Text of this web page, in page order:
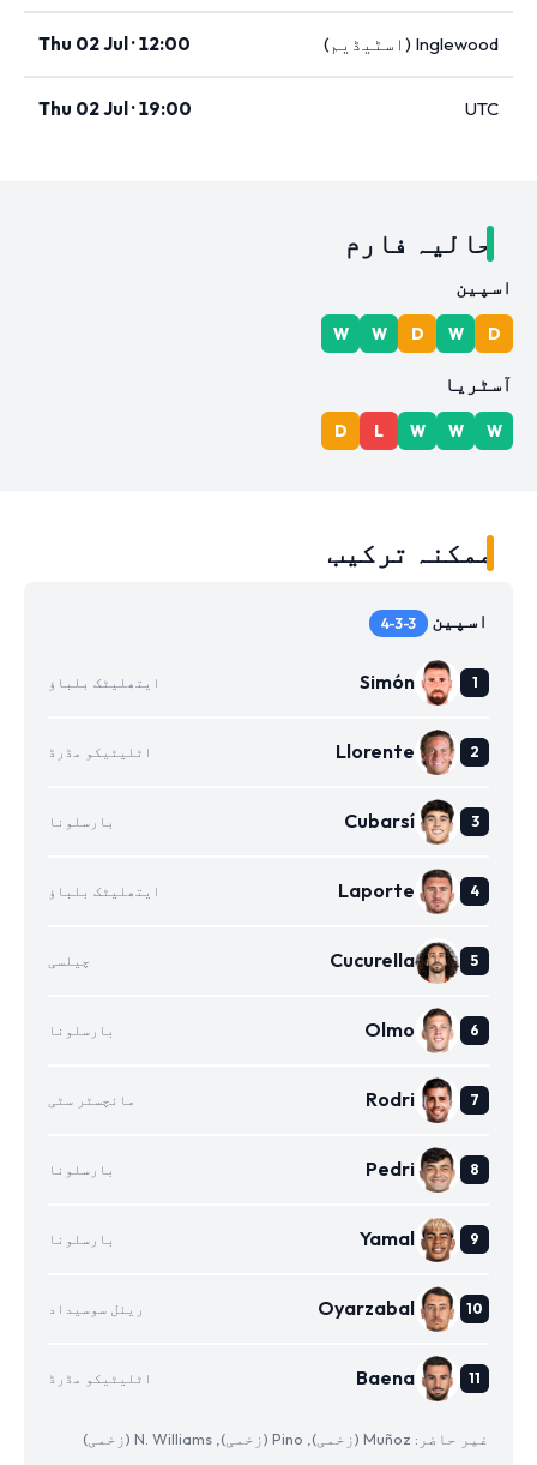
Inglewood (اسٹیڈیم) Thu 02 Jul · 12:00
UTC
Thu 02 Jul · 19:00
حالیہ فارم
اسپین
D
W
D
W
W
آسٹریا
W
W
W
L
D
ممکنہ ترکیب
اسپین 4-3-3
Simón ایتھلیٹک بلباؤ
Llorente اٹلیٹیکو مڈرڈ
Cubarsí بارسلونا
Laporte ایتھلیٹک بلباؤ
Cucurella چیلسی
Olmo بارسلونا
Rodri مانچسٹر سٹی
Pedri بارسلونا
Yamal بارسلونا
Oyarzabal ریئل سوسیداد
Baena اٹلیٹیکو مڈرڈ
غیر حاضر: Muñoz (زخمی), Pino (زخمی), N. Williams (زخمی)